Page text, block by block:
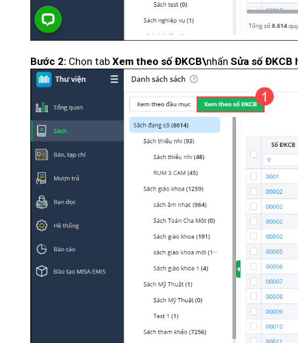
Bước 2: Chọn tab Xem theo số ĐKCB\nhấn Sửa số ĐKCB